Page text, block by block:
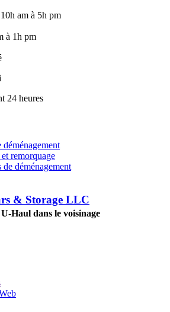
am à 5h pm
à 1h pm
24 heures
déménagement
remorquage
de déménagement
& Storage LLC
Haul dans le voisinage